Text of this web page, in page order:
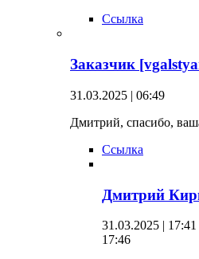
Ссылка
Заказчик
31.03.2025 | 06:49
Дмитрий, спасибо,
Ссылка
Дмитрий
31.03.2025 | 17:41
17:46